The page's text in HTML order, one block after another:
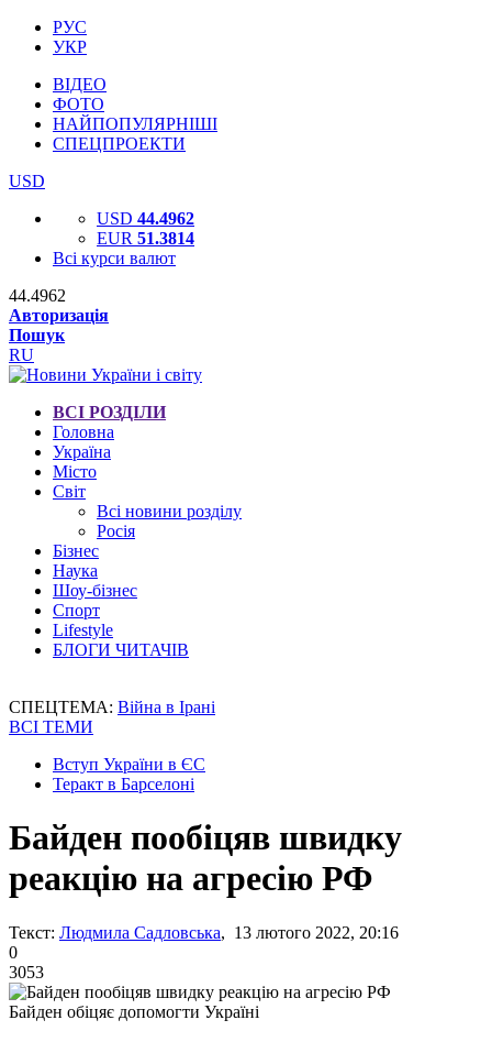
РУС
УКР
ВІДЕО
ФОТО
НАЙПОПУЛЯРНІШІ
СПЕЦПРОЕКТИ
USD
USD 44.4962
EUR 51.3814
Всі курси валют
44.4962
Авторизація
Пошук
RU
ВСІ РОЗДІЛИ
Головна
Україна
Місто
Світ
Всі новини розділу
Росія
Бізнес
Наука
Шоу-бізнес
Спорт
Lifestyle
БЛОГИ ЧИТАЧІВ
СПЕЦТЕМА: Війна в Ірані
ВСІ ТЕМИ
Вступ України в ЄС
Теракт в Барселоні
Байден пообіцяв швидку
реакцію на агресію РФ
Текст: Людмила Садловська, 13 лютого 2022, 20:16
0
3053
Байден обіцяє допомогти Україні